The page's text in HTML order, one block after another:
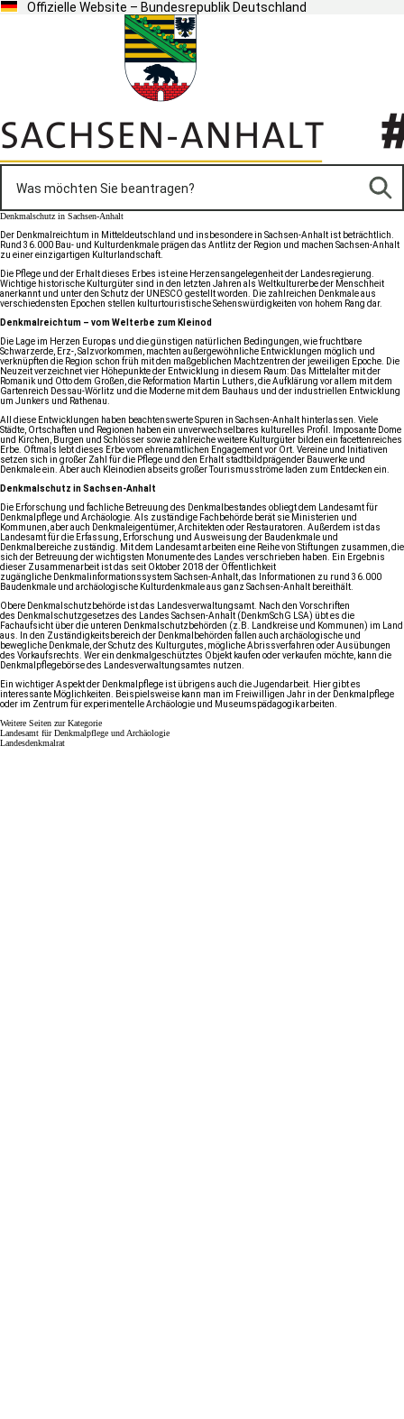
Offizielle Website – Bundesrepublik Deutschland
Denkmalschutz in Sachsen-Anhalt
Der Denkmalreichtum in Mitteldeutschland und insbesondere in Sachsen-Anhalt ist beträchtlich.
Rund 36.000 Bau- und Kulturdenkmale prägen das Antlitz der Region und machen Sachsen-Anhalt
zu einer einzigartigen Kulturlandschaft.
Die Pflege und der Erhalt dieses Erbes ist eine Herzensangelegenheit der Landesregierung.
Wichtige historische Kulturgüter sind in den letzten Jahren als Weltkulturerbe der Menschheit
anerkannt und unter den Schutz der UNESCO gestellt worden. Die zahlreichen Denkmale aus
verschiedensten Epochen stellen kulturtouristische Sehenswürdigkeiten von hohem Rang dar.
Denkmalreichtum – vom Welterbe zum Kleinod
Die Lage im Herzen Europas und die günstigen natürlichen Bedingungen, wie fruchtbare
Schwarzerde, Erz-, Salzvorkommen, machten außergewöhnliche Entwicklungen möglich und
verknüpften die Region schon früh mit den maßgeblichen Machtzentren der jeweiligen Epoche. Die
Neuzeit verzeichnet vier Höhepunkte der Entwicklung in diesem Raum: Das Mittelalter mit der
Romanik und Otto dem Großen, die Reformation Martin Luthers , die Aufklärung vor allem mit dem
Gartenreich Dessau-Wörlitz und die Moderne mit dem Bauhaus und der industriellen Entwicklung
um Junkers und Rathenau.
All diese Entwicklungen haben beachtenswerte Spuren in Sachsen-Anhalt hinterlassen. Viele
Städte, Ortschaften und Regionen haben ein unverwechselbares kulturelles Profil. Imposante Dome
und Kirchen, Burgen und Schlösser sowie zahlreiche weitere Kulturgüter bilden ein facettenreiches
Erbe. Oftmals lebt dieses Erbe vom ehrenamtlichen Engagement vor Ort. Vereine und Initiativen
setzen sich in großer Zahl für die Pflege und den Erhalt stadtbildprägender Bauwerke und
Denkmale ein. Aber auch Kleinodien abseits großer Tourismusströme laden zum Entdecken ein.
Denkmalschutz in Sachsen-Anhalt
Die Erforschung und fachliche Betreuung des Denkmalbestandes obliegt dem
Landesamt für
Denkmalpflege und Archäologie . Als zuständige Fachbehörde berät sie Ministerien und
Kommunen, aber auch Denkmaleigentümer, Architekten oder Restauratoren. Außerdem ist das
Landesamt für die Erfassung, Erforschung und Ausweisung der Baudenkmale und
Denkmalbereiche zuständig. Mit dem Landesamt arbeiten eine Reihe von Stiftungen zusammen, die
sich der Betreuung der wichtigsten Monumente des Landes verschrieben haben. Ein Ergebnis
dieser Zusammenarbeit ist das seit Oktober 2018 der Öffentlichkeit
zugängliche Denkmalinformationssystem Sachsen-Anhalt , das Informationen zu rund 36.000
Baudenkmale und archäologische Kulturdenkmale aus ganz Sachsen-Anhalt bereithält.
Obere Denkmalschutzbehörde istdas Landesverwaltungsamt . Nach den Vorschriften
des Denkmalschutzgesetzes des Landes Sachsen-Anhalt (DenkmSchG LSA) übt es die
Fachaufsicht über die unteren Denkmalschutzbehörden (z.B. Landkreise und Kommunen) im Land
aus. In den Zuständigkeitsbereich der Denkmalbehörden fallen auch archäologische und
bewegliche Denkmale, der Schutz des Kulturgutes, mögliche Abrissverfahren oder Ausübungen
des Vorkaufsrechts. Wer ein denkmalgeschütztes Objekt kaufen oder verkaufen möchte, kann die
Denkmalpflegebörse des Landesverwaltungsamtes nutzen.
Ein wichtiger Aspekt der Denkmalpflege ist übrigens auch die Jugendarbeit. Hier gibt es
interessante Möglichkeiten. Beispielsweise kann man im Freiwilligen Jahr in der Denkmalpflege
oder im Zentrum für experimentelle Archäologie und Museumspädagogik arbeiten.
Weitere Seiten zur Kategorie
Landesamt für Denkmalpflege und Archäologie
Landesdenkmalrat